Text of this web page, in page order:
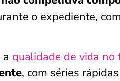
o expediente,
qualidade de vida no
, com séries